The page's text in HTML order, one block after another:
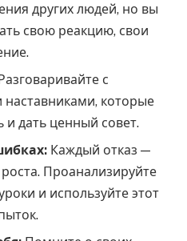
других людей, но вы
свою реакцию, свои
с
наставниками, которые
и дать ценный совет.
Каждый отказ —
Проанализируйте
и используйте этот